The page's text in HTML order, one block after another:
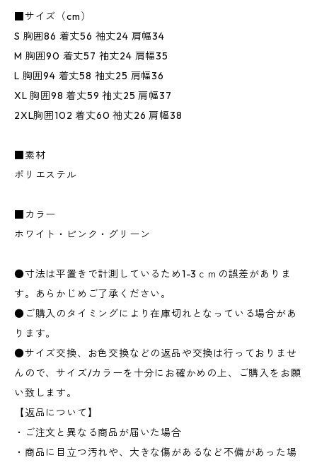
■サイズ（cm）
S 胸囲86 着丈56 袖丈24 肩幅34
M 胸囲90 着丈57 袖丈24 肩幅35
L 胸囲94 着丈58 袖丈25 肩幅36
XL 胸囲98 着丈59 袖丈25 肩幅37
2XL胸囲102 着丈60 袖丈26 肩幅38
■素材
ポリエステル
■カラー
ホワイト・ピンク・グリーン
●寸法は平置きで計測しているため1-3ｃｍの誤差がありま
す。あらかじめご了承ください。
●ご購入のタイミングにより在庫切れとなっている場合があ
ります。
●サイズ交換、お色交換などの返品や交換は行っておりませ
んので、サイズ/カラーを十分にお確かめの上、ご購入をお願
い致します。
【返品について】
・ご注文と異なる商品が届いた場合
・商品に目立つ汚れや、大きな傷があるなど不備があった場